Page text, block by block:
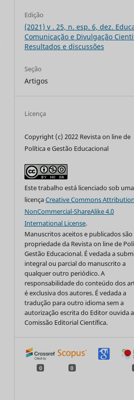
Edição
(2021) v . 25, n. esp. 6, dez.
Comunicação e Divulgação
Resultados e discussões
Seção
Artigos
Licença
Copyright (c) 2022 Revista on line de
Política e Gestão Educacional
Este trabalho está licenciado sob uma
licençaCreative Commons
NonCommercial-ShareAlike 4.0
International License.
Manuscritos aceitos e publicados são
propriedade da Revista on line de
Gestão Educacional. É vedada a
integral ou parcial do manuscrito a
qualquer outro periódico. A
responsabilidade do conteúdo dos
é exclusiva dos autores. É vedada a
tradução para outro idioma sem a
autorização escrita do Editor ouvida a
Comissão Editorial Científica.
0 0